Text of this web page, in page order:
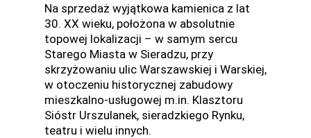
Na sprzedaż wyjątkowa kamienica z lat
30. XX wieku, położona w absolutnie
topowej lokalizacji – w samym sercu
Starego Miasta w Sieradzu, przy
skrzyżowaniu ulic Warszawskiej i Warskiej,
w otoczeniu historycznej zabudowy
mieszkalno-usługowej m.in. Klasztoru
Sióstr Urszulanek, sieradzkiego Rynku,
teatru i wielu innych.